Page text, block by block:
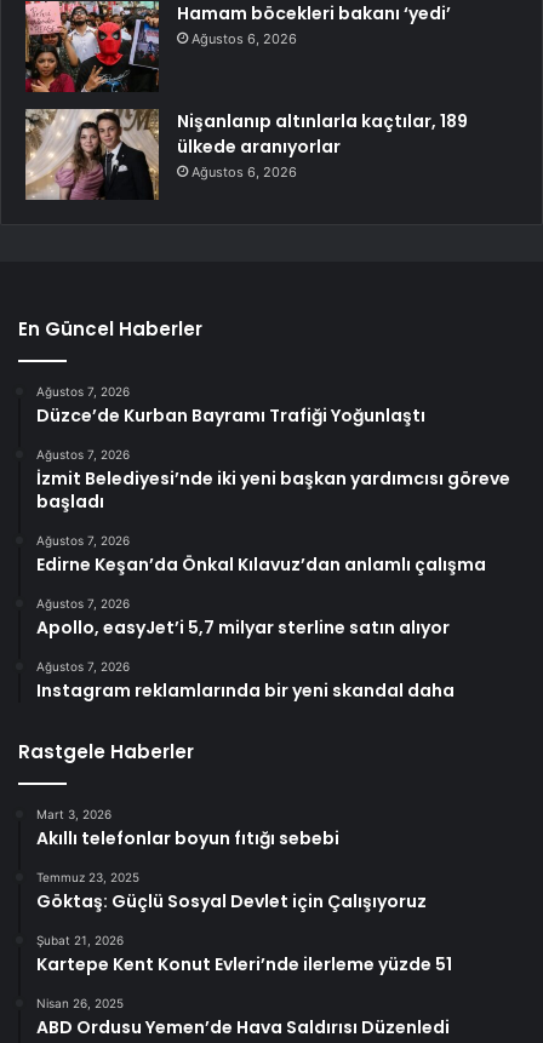
Hamam böcekleri bakanı ‘yedi’
Ağustos 6, 2026
Nişanlanıp altınlarla kaçtılar, 189
ülkede aranıyorlar
Ağustos 6, 2026
En Güncel Haberler
Ağustos 7, 2026
Düzce’de Kurban Bayramı Trafiği Yoğunlaştı
Ağustos 7, 2026
İzmit Belediyesi’nde iki yeni başkan yardımcısı göreve
başladı
Ağustos 7, 2026
Edirne Keşan’da Önkal Kılavuz’dan anlamlı çalışma
Ağustos 7, 2026
Apollo, easyJet’i 5,7 milyar sterline satın alıyor
Ağustos 7, 2026
Instagram reklamlarında bir yeni skandal daha
Rastgele Haberler
Mart 3, 2026
Akıllı telefonlar boyun fıtığı sebebi
Temmuz 23, 2025
Göktaş: Güçlü Sosyal Devlet için Çalışıyoruz
Şubat 21, 2026
Kartepe Kent Konut Evleri’nde ilerleme yüzde 51
Nisan 26, 2025
ABD Ordusu Yemen’de Hava Saldırısı Düzenledi